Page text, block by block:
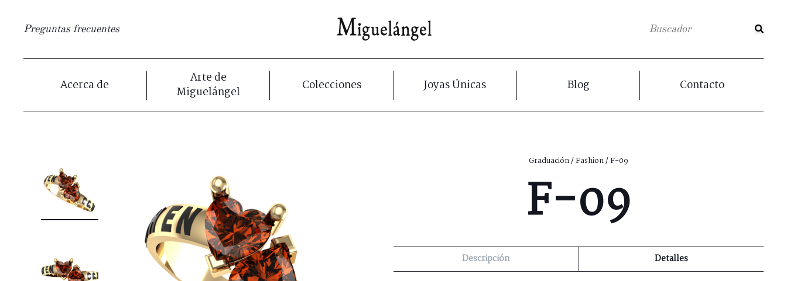
Preguntas frecuentes
Acerca de
Arte de
Miguelángel
Colecciones Joyas Únicas Blog Contacto
Graduación/Fashion/ F-09
F-09
Descripción Detalles